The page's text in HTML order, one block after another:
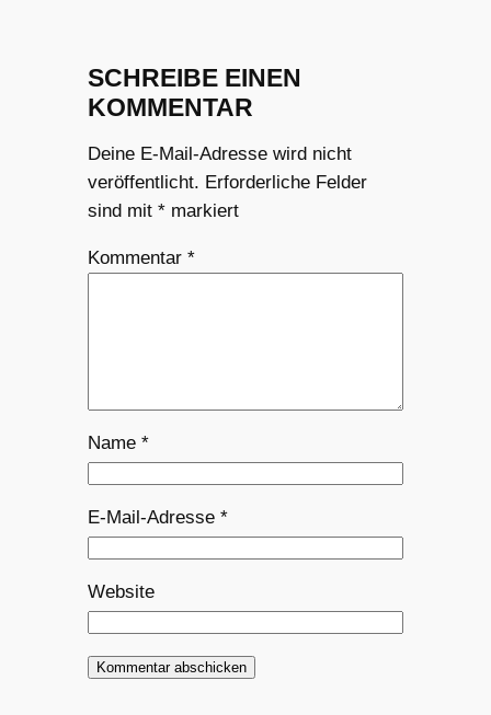
SCHREIBE EINEN
KOMMENTAR
Deine E-Mail-Adresse wird nicht
veröffentlicht. Erforderliche Felder
sind mit *markiert
Kommentar *
Name *
E-Mail-Adresse *
Website